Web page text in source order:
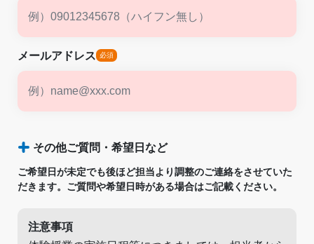
メールアドレス
その他ご質問・希望日など
ご希望日が未定でも後ほど担当より調整のご連絡をさせていた
だきます。ご質問や希望日時がある場合はご記載ください。
注意事項